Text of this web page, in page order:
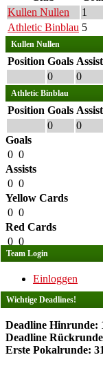
Kullen Nullen
1
Athletic Binblau 5
Kullen Nullen
Position Goals
0
0
Athletic Binblau
Position Goals
0
0
Goals
0 0
Assists
0 0
Yellow Cards
0 0
Red Cards
0 0
Team Login
Einloggen
Wichtige Deadlines!
Deadline Hinrunde:
Deadline
Erste Pokalrunde: